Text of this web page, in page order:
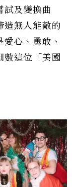
試及變換曲
造無人能敵的
心、勇敢、
數這位「美國